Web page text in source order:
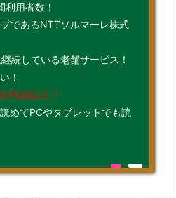
利用者数！
であるNTTソルマーレ株式
続している老舗サービス！
！
作品以上！
めてPCやタブレットでも読